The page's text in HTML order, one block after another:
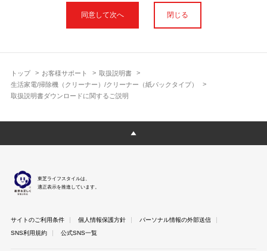
トップ お客様サポート
取扱説明書
生活家電/掃除機（クリーナー）/クリーナー（紙パックタイプ）
取扱説明書ダウンロードに関するご説明
使用上のご注意や安全上のご注意、また測定基準や数値等は取扱
説明書が作成された時点での基準に応じた内容となっております
明書以外の印刷物が同梱されている場合がありますが、本サイト
ではそれらを全て公開しておりませんのであらかじめご了承くだ
さい。
ございますのであらかじめご了承ください。
のであらかじめご了承ください。
閉じる
東芝ライフスタイルは、
適正表示を推進しています。
サイトのご利用条件 個人情報保護方針
パーソナル情報の外部送信
SNS利用規約
公式SNS一覧